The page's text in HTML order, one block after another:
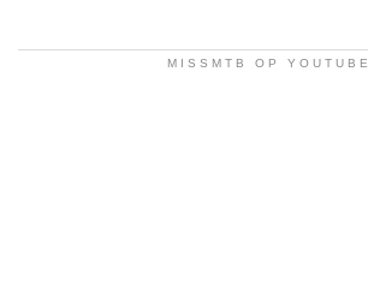
MISSMTB OP YOUTUBE